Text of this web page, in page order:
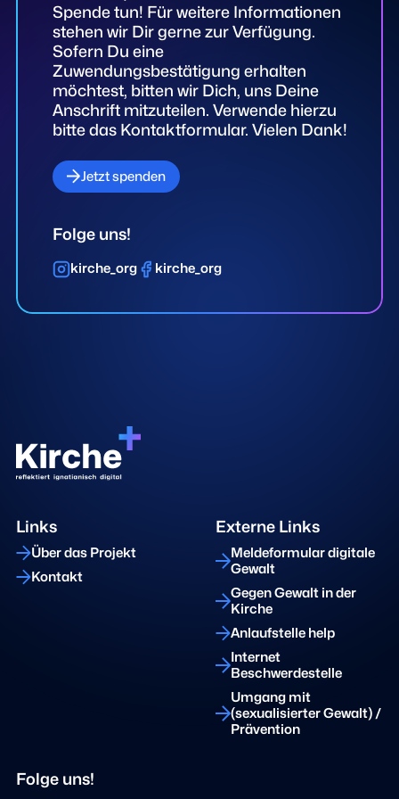
Spende tun! Für weitere Informationen
stehen wir Dir gerne zur Verfügung.
Sofern Du eine
Zuwendungsbestätigung erhalten
möchtest, bitten wir Dich, uns Deine
Anschrift mitzuteilen. Verwende hierzu
bitte das Kontaktformular. Vielen Dank!
Jetzt spenden
Folge uns!
kirche_org kirche_org
Links
Über das Projekt
Kontakt
Externe Links
Meldeformular digitale
Gewalt
Gegen Gewalt in der
Kirche
Anlaufstelle help
Internet
Beschwerdestelle
Umgang mit
(sexualisierter Gewalt) /
Prävention
Folge uns!